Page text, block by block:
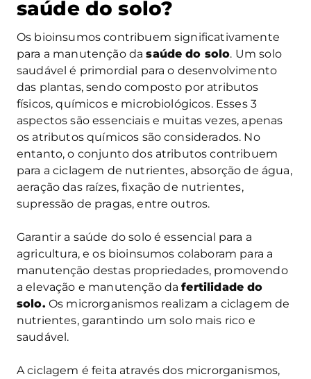
saúde do solo?
Os bioinsumos contribuem significativamente
para a manutenção dasaúde do solo. Um solo
saudável é primordial para o desenvolvimento
das plantas, sendo composto por atributos
físicos, químicos e microbiológicos. Esses 3
aspectos são essenciais e muitas vezes, apenas
os atributos químicos são considerados. No
entanto, o conjunto dos atributos contribuem
para a ciclagem de nutrientes, absorção de água,
aeração das raízes, fixação de nutrientes,
supressão de pragas, entre outros.
Garantir a saúde do solo é essencial para a
agricultura, e os bioinsumos colaboram para a
manutenção destas propriedades, promovendo
a elevação e manutenção dafertilidade do
solo. Os microrganismos realizam a ciclagem de
nutrientes, garantindo um solo mais rico e
saudável.
A ciclagem é feita através dos microrganismos,